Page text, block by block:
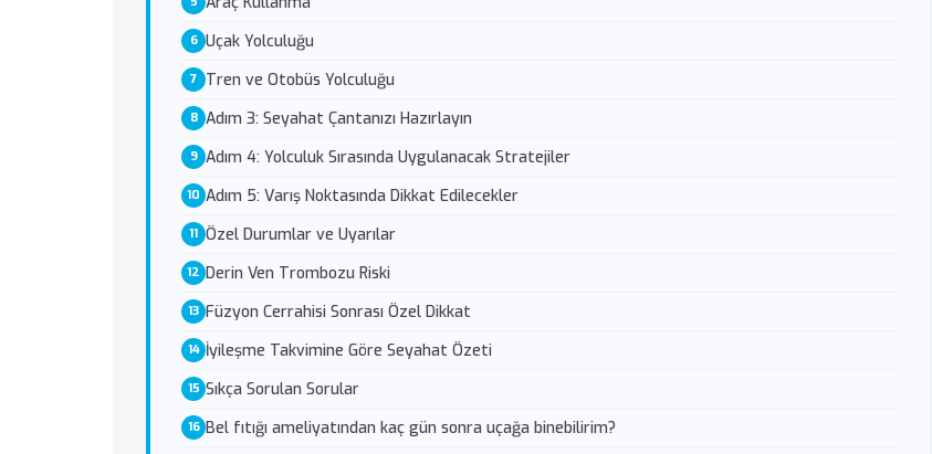
Uçak Yolculuğu
Tren ve Otobüs Yolculuğu
Adım 3: Seyahat Çantanızı Hazırlayın
Adım 4: Yolculuk Sırasında Uygulanacak Stratejiler
Adım 5: Varış Noktasında Dikkat Edilecekler
Özel Durumlar ve Uyarılar
Derin Ven Trombozu Riski
Füzyon Cerrahisi Sonrası Özel Dikkat
İyileşme Takvimine Göre Seyahat Özeti
Sıkça Sorulan Sorular
Bel fıtığı ameliyatından kaç gün sonra uçağa binebilirim?